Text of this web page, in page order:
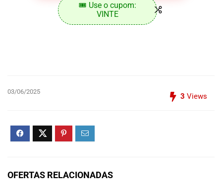
🎟️ Use o cupom:
VINTE
03/06/2025
3 Views
OFERTAS RELACIONADAS